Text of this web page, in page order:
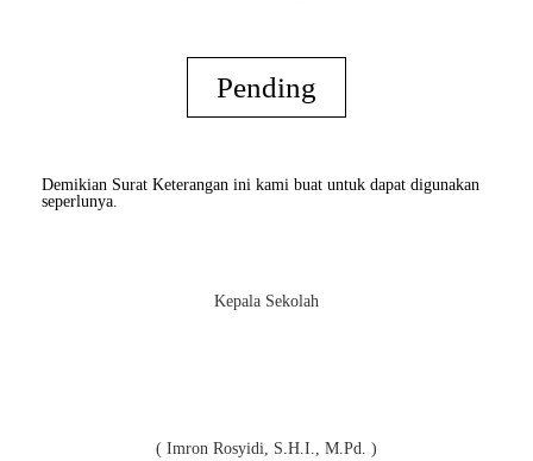
Pending
Demikian Surat Keterangan ini kami buat untuk dapat digunakan
seperlunya.
Kepala Sekolah
( Imron Rosyidi, S.H.I., M.Pd. )